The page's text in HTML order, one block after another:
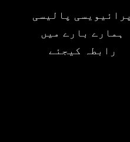
پرائیویسی پالیسی
ہمارے بارے میں
رابطہ کیجئے